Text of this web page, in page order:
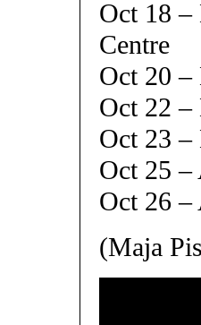
Oct 18 –
Centre
Oct 20 –
Oct 22 –
Oct 23
Oct 25 –
Oct 26 –
(Maja